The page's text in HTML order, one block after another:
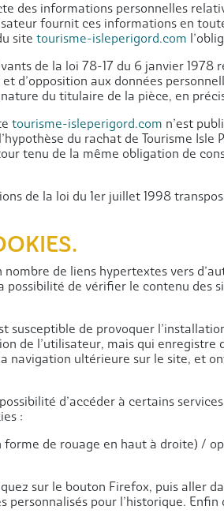
des informations personnelles
fournit ces informations en
site tourisme-isleperigord.com
de la loi 78-17 du 6 janvier
d’opposition aux données
du titulaire de la pièce, en
tourisme-isleperigord.com n’est
du rachat de Tourisme
tenu de la même obligation de
de la loi du 1er juillet 1998
de liens hypertextes vers
possibilité de vérifier le contenu des
susceptible de provoquer
de l’utilisateur, mais qui
navigation ultérieure sur le site, et
d’accéder à certains
:
de rouage en haut à droite) /
sur le bouton Firefox, puis aller
personnalisés pour l’historique.